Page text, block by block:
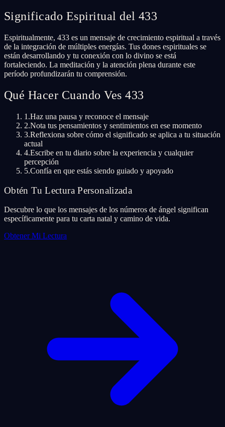
Significado Espiritual del 433
Espiritualmente, 433 es un mensaje de crecimiento espiritual a través
de la integración de múltiples energías. Tus dones espirituales se
están desarrollando y tu conexión con lo divino se está
fortaleciendo. La meditación y la atención plena durante este
período profundizarán tu comprensión.
Qué Hacer Cuando Ves 433
1.Haz una pausa y reconoce el mensaje
2.Nota tus pensamientos y sentimientos en ese momento
3.Reflexiona sobre cómo el significado se aplica a tu situación
actual
4.Escribe en tu diario sobre la experiencia y cualquier
percepción
5.Confía en que estás siendo guiado y apoyado
Obtén Tu Lectura Personalizada
Descubre lo que los mensajes de los números de ángel significan
específicamente para tu carta natal y camino de vida.
Obtener Mi Lectura